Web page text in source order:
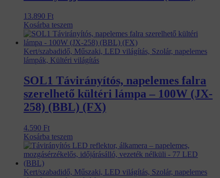
13.890 Ft
Kosárba teszem
Kert/szabadidő, Műszaki, LED világítás, Szolár, napelemes
lámpák, Kültéri világítás
SOL1 Távirányítós, napelemes falra
szerelhető kültéri lámpa – 100W (JX-
258) (BBL) (FX)
4.590 Ft
Kosárba teszem
Kert/szabadidő, Műszaki, LED világítás, Szolár, napelemes